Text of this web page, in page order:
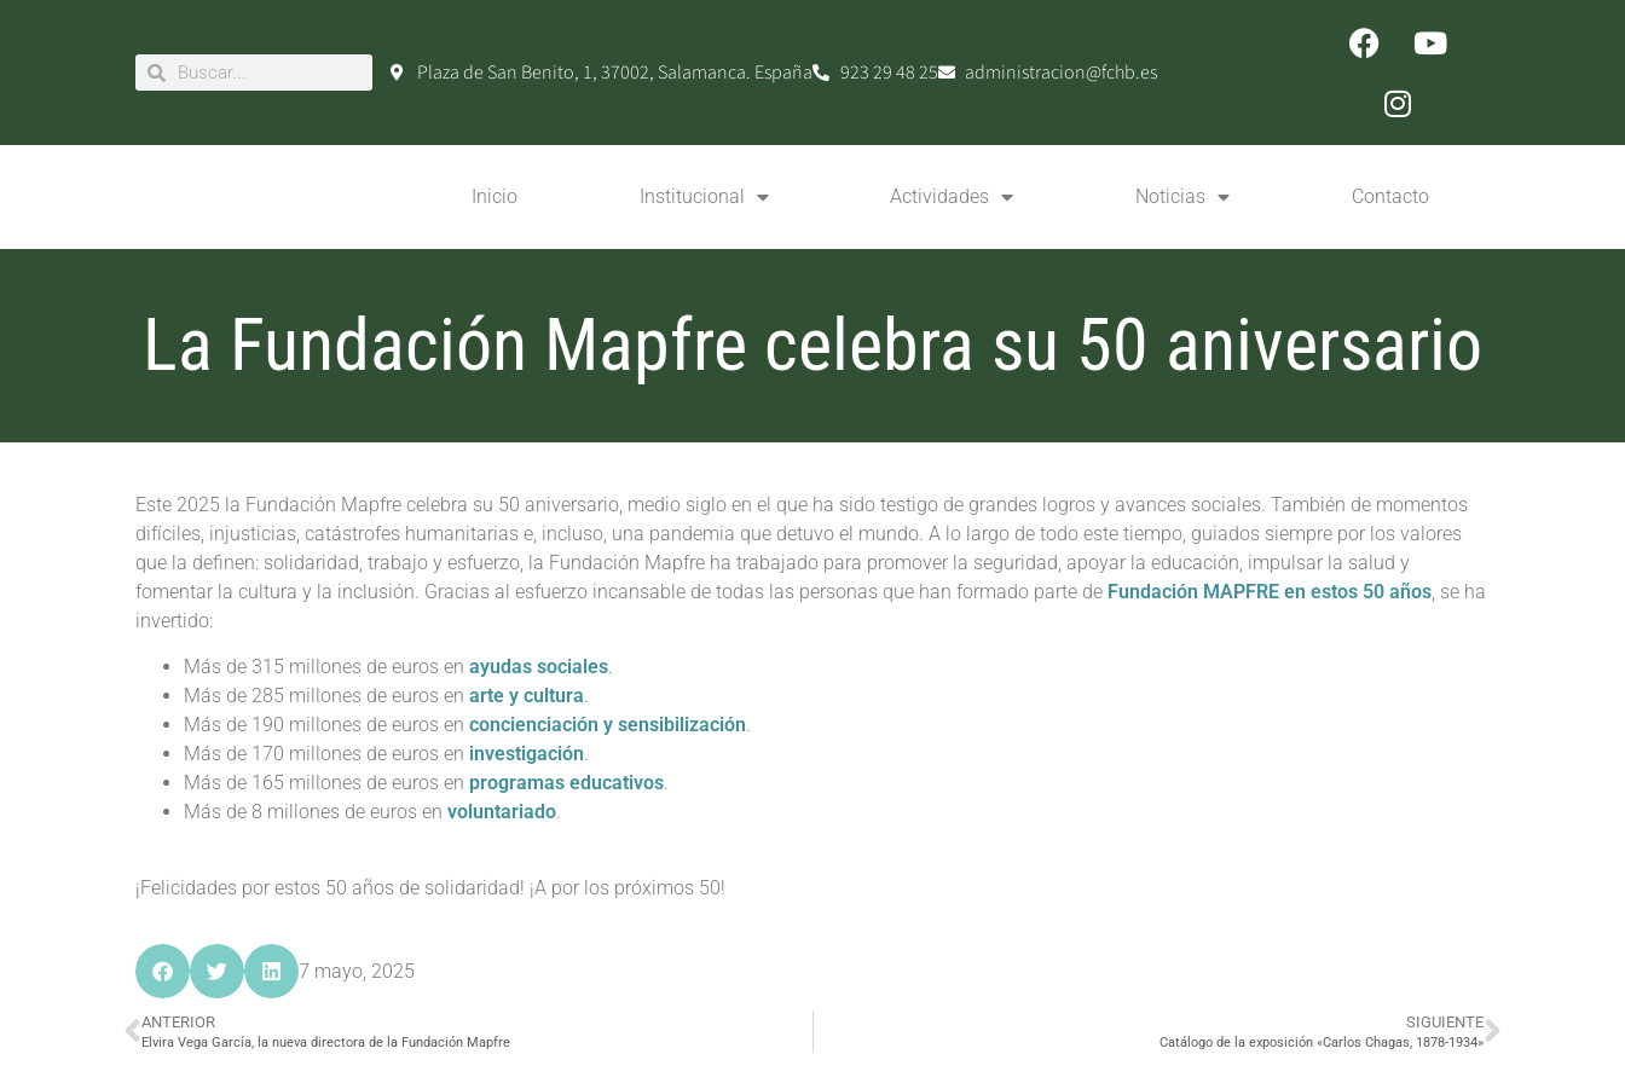
Plaza de San Benito, 1, 37002, Salamanca. España 923 29 48 25 administracion@fchb.es
Inicio Institucional Actividades Noticias Contacto
La Fundación Mapfre celebra su 50 aniversario
Este 2025 la Fundación Mapfre celebra su 50 aniversario, medio siglo en el que ha sido testigo de grandes logros y avances sociales. También de momentos
difíciles, injusticias, catástrofes humanitarias e, incluso, una pandemia que detuvo el mundo. A lo largo de todo este tiempo, guiados siempre por los valores
que la definen: solidaridad, trabajo y esfuerzo, la Fundación Mapfre ha trabajado para promover la seguridad, apoyar la educación, impulsar la salud y
fomentar la cultura y la inclusión. Gracias al esfuerzo incansable de todas las personas que han formado parte de Fundación MAPFRE en estos 50 años, se ha
invertido:
Más de 315 millones de euros en ayudas sociales.
Más de 285 millones de euros en arte y cultura.
Más de 190 millones de euros en concienciación y sensibilización.
Más de 170 millones de euros en investigación.
Más de 165 millones de euros en programas educativos.
Más de 8 millones de euros en voluntariado.
¡Felicidades por estos 50 años de solidaridad! ¡A por los próximos 50!
7 mayo, 2025
ANTERIOR
Elvira Vega García, la nueva directora de la Fundación Mapfre
SIGUIENTE
Catálogo de la exposición «Carlos Chagas, 1878-1934»